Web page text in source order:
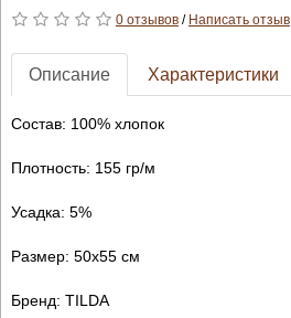
0 отзывов/ Написать отзыв
Описание Характеристики
Состав: 100% хлопок
Плотность: 155 гр/м
Усадка: 5%
Размер: 50х55 см
Бренд: TILDA